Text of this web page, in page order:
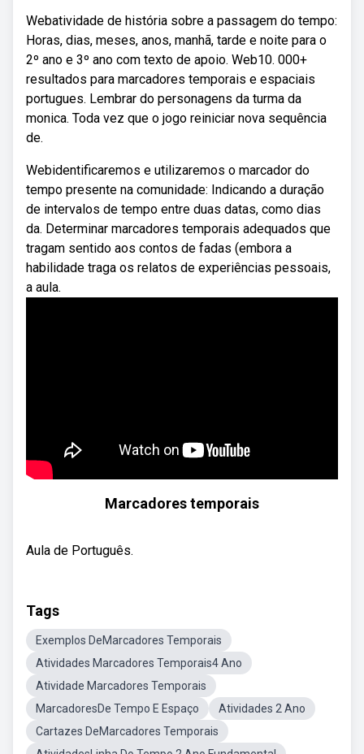
Webatividade de história sobre a passagem do tempo:
Horas, dias, meses, anos, manhã, tarde e noite para o
2º ano e 3º ano com texto de apoio. Web10. 000+
resultados para marcadores temporais e espaciais
portugues. Lembrar do personagens da turma da
monica. Toda vez que o jogo reiniciar nova sequência
de.
Webidentificaremos e utilizaremos o marcador do
tempo presente na comunidade: Indicando a duração
de intervalos de tempo entre duas datas, como dias
da. Determinar marcadores temporais adequados que
tragam sentido aos contos de fadas (embora a
habilidade traga os relatos de experiências pessoais,
a aula.
Marcadores temporais
Aula de Português.
Tags
Exemplos DeMarcadores Temporais
Atividades Marcadores Temporais4 Ano
Atividade Marcadores Temporais
MarcadoresDe Tempo E Espaço
Atividades 2 Ano
Cartazes DeMarcadores Temporais